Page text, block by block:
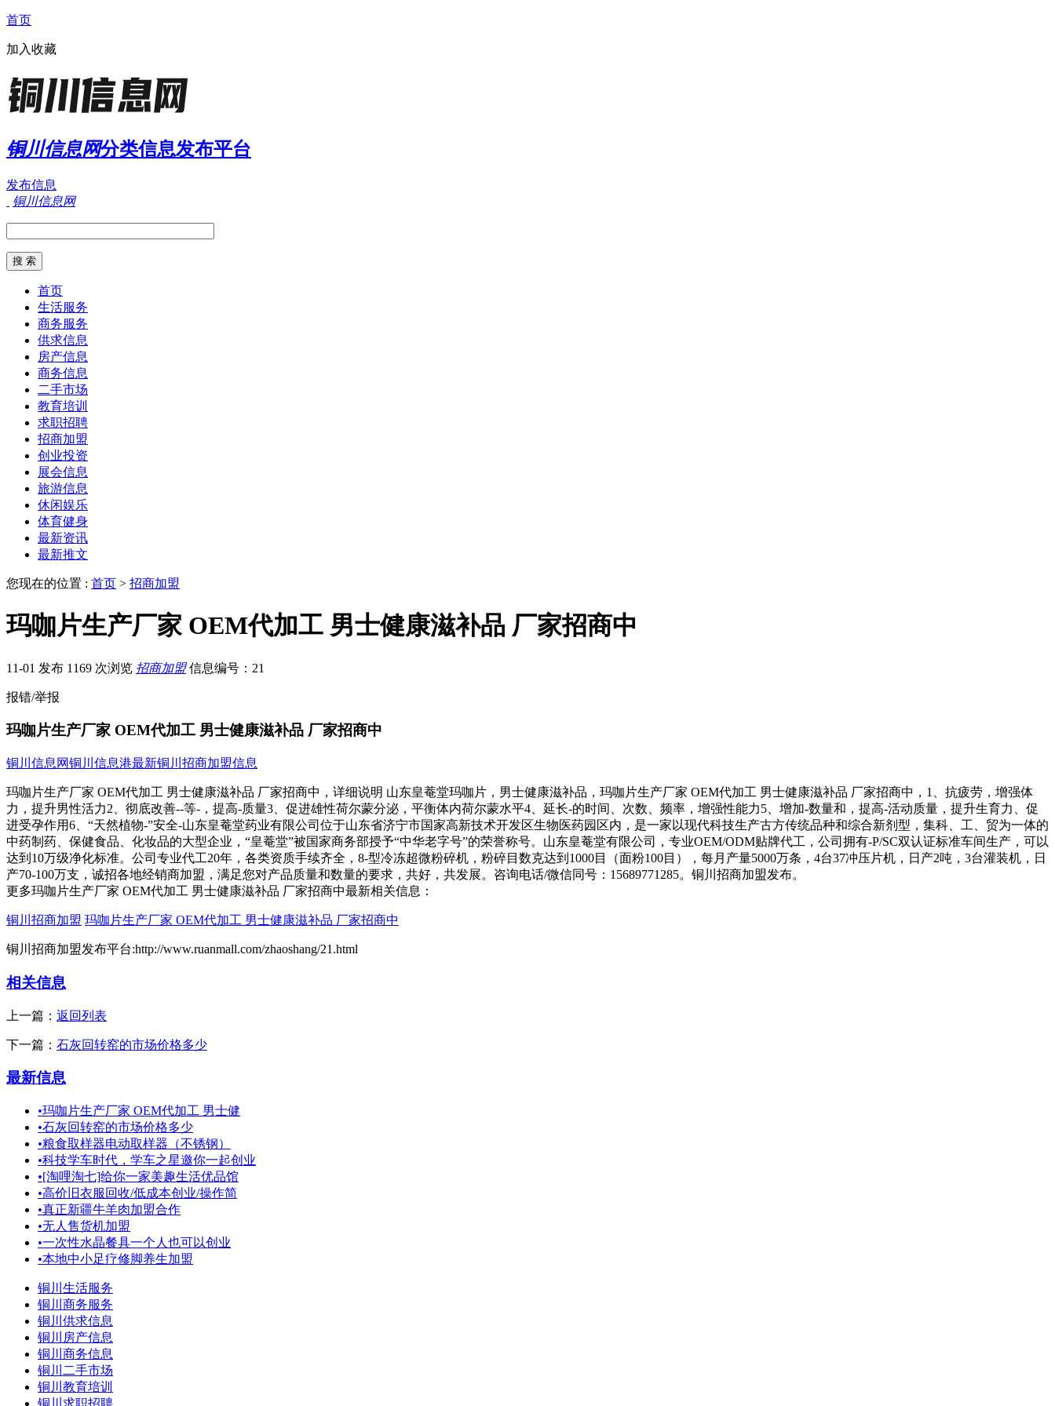
首页
加入收藏
铜川信息网分类信息发布平台
发布信息
铜川信息网
首页
生活服务
商务服务
供求信息
房产信息
商务信息
二手市场
教育培训
求职招聘
招商加盟
创业投资
展会信息
旅游信息
休闲娱乐
体育健身
最新资讯
最新推文
您现在的位置 : 首页 > 招商加盟
玛咖片生产厂家 OEM代加工 男士健康滋补品 厂家招商中
11-01 发布 1169 次浏览 招商加盟 信息编号：21
报错/举报
玛咖片生产厂家 OEM代加工 男士健康滋补品 厂家招商中
铜川信息网铜川信息港最新铜川招商加盟信息
玛咖片生产厂家 OEM代加工 男士健康滋补品 厂家招商中，详细说明 山东皇菴堂玛咖片，男士健康滋补品，玛咖片生产厂家 OEM代加工 男士健康滋补品 厂家招商中，1、抗疲劳，增强体
力，提升男性活力2、彻底改善--等-，提高-质量3、促进雄性荷尔蒙分泌，平衡体内荷尔蒙水平4、延长-的时间、次数、频率，增强性能力5、增加-数量和，提高-活动质量，提升生育力、促
进受孕作用6、“天然植物-”安全-山东皇菴堂药业有限公司位于山东省济宁市国家高新技术开发区生物医药园区内，是一家以现代科技生产古方传统品种和综合新剂型，集科、工、贸为一体的
中药制药、保健食品、化妆品的大型企业，“皇菴堂”被国家商务部授予“中华老字号”的荣誉称号。山东皇菴堂有限公司，专业OEM/ODM贴牌代工，公司拥有-P/SC双认证标准车间生产，可以
达到10万级净化标准。公司专业代工20年，各类资质手续齐全，8-型冷冻超微粉碎机，粉碎目数克达到1000目（面粉100目），每月产量5000万条，4台37冲压片机，日产2吨，3台灌装机，日
产70-100万支，诚招各地经销商加盟，满足您对产品质量和数量的要求，共好，共发展。咨询电话/微信同号：15689771285。铜川招商加盟发布。
更多玛咖片生产厂家 OEM代加工 男士健康滋补品 厂家招商中最新相关信息：
铜川招商加盟 玛咖片生产厂家 OEM代加工 男士健康滋补品 厂家招商中
铜川招商加盟发布平台:http://www.ruanmall.com/zhaoshang/21.html
相关信息
上一篇： 返回列表
下一篇： 石灰回转窑的市场价格多少
最新信息
•玛咖片生产厂家 OEM代加工 男士健
•石灰回转窑的市场价格多少
•粮食取样器电动取样器（不锈钢）
•科技学车时代，学车之星邀你一起创业
•[淘哩淘七]给你一家美趣生活优品馆
•高价旧衣服回收/低成本创业/操作简
•真正新疆牛羊肉加盟合作
•无人售货机加盟
•一次性水晶餐具一个人也可以创业
•本地中小足疗修脚养生加盟
铜川生活服务
铜川商务服务
铜川供求信息
铜川房产信息
铜川商务信息
铜川二手市场
铜川教育培训
铜川求职招聘